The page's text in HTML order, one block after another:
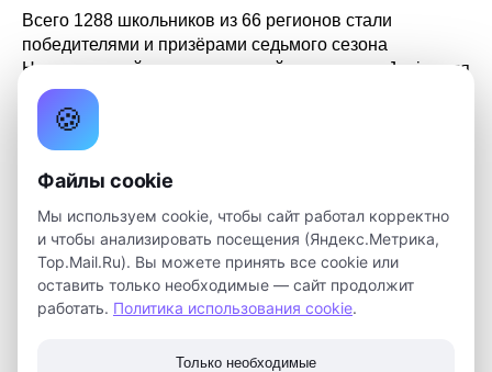
Всего 1288 школьников из 66 регионов стали
победителями и призёрами седьмого сезона
Национальной технологической олимпиады Junior для
учеников 5-7 классов.
В 2025 году юниорский трек НТО проходит по семи
виртуальная реальность
искусственный интеллект
компьютерные игры
космос
роботы
среда обитания
🍪
Файлы cookie
Мы используем cookie, чтобы сайт работал корректно
и чтобы анализировать посещения (Яндекс.Метрика,
Top.Mail.Ru). Вы можете принять все cookie или
оставить только необходимые — сайт продолжит
работать. Политика использования cookie.
Только необходимые